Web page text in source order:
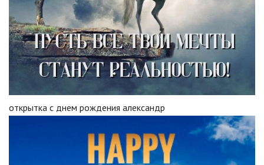
открытка с днем рождения александр